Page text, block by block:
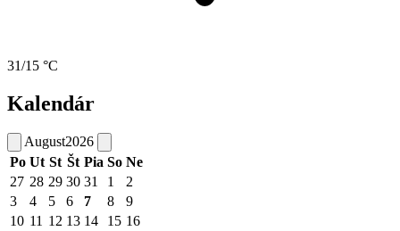
31/15 °C
Kalendár
August2026
Po Ut St Št Pia So Ne
27 28 29 30 31 1
2
3
4 5 6 7 8
9
10 11 12 13 14 15 16